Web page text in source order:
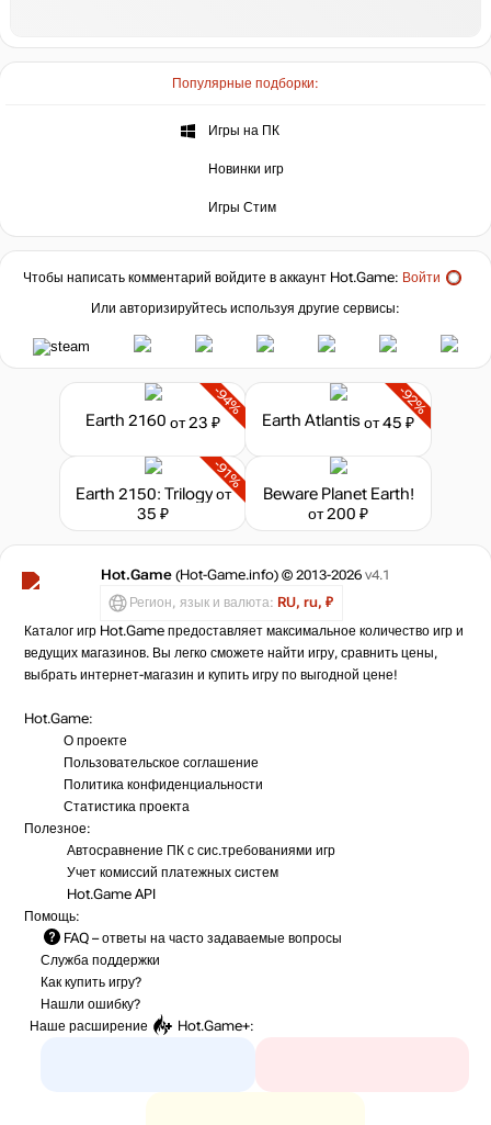
Популярные подборки:
Игры на ПК
Новинки игр
Игры Стим
Чтобы написать комментарий войдите в аккаунт Hot.Game: Войти
Или авторизируйтесь используя другие сервисы:
-94%
Earth 2160 от 23 ₽
-92%
Earth Atlantisот 45 ₽
-91%
Earth 2150: Trilogyот
35 ₽
Beware Planet Earth!
от 200 ₽
Hot.Game (Hot-Game.info) © 2013-2026 v4.1
Регион, язык и валюта: RU, ru, ₽
Каталог игр Hot.Game предоставляет максимальное количество игр и
ведущих магазинов. Вы легко сможете найти игру, сравнить цены,
выбрать интернет-магазин и купить игру по выгодной цене!
Hot.Game:
О проекте
Пользовательское соглашение
Политика конфиденциальности
Статистика проекта
Полезное:
Автосравнение ПК с сис.требованиями игр
Учет комиссий платежных систем
Hot.Game API
Помощь:
FAQ – ответы на часто задаваемые вопросы
Служба поддержки
Как купить игру?
Нашли ошибку?
Наше расширение
Hot.Game+: